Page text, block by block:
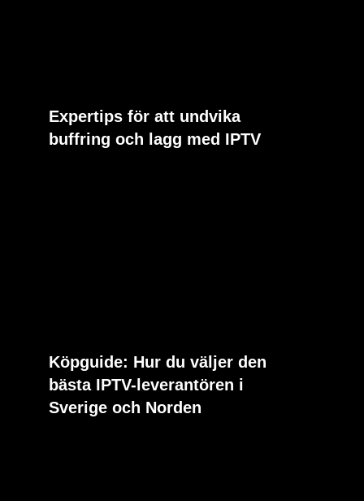
Expertips för att undvika
buffring och lagg med IPTV
Köpguide: Hur du väljer den
bästa IPTV-leverantören i
Sverige och Norden